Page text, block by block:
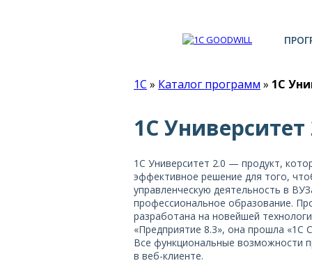
1С » Каталог программ » 1С
1С Университет
1С Университет 2.0 — продукт,
эффективное решение для того,
управленческую деятельность в
профессиональное образование.
разработана на новейшей
«Предприятие 8.3», она прошла «1С
Все функциональные возможности
в веб-клиенте.